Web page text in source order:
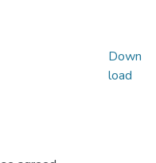
Down
load